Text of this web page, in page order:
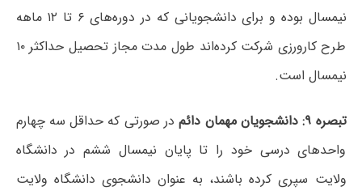
نیمسال بوده و برای دانشجویانی که در دوره‌های ۶ تا ۱۲ ماهه
طرح کارورزی شرکت کرده‌اند طول مدت مجاز تحصیل حداکثر ۱۰
نیمسال است.
تبصره ۹: دانشجویان مهمان دائمدر صورتی که حداقل سه چهارم
واحدهای درسی خود را تا پایان نیمسال ششم در دانشگاه
ولایت سپری کرده باشند، به عنوان دانشجوی دانشگاه ولایت